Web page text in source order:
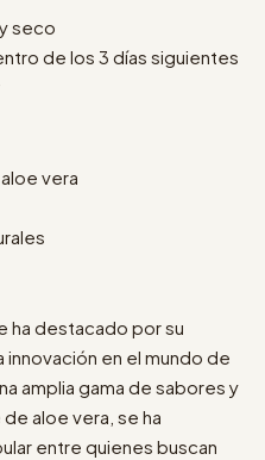
seco
de los 3 días siguientes
vera
ha destacado por su
en el mundo de
amplia gama de sabores y
aloe vera, se ha
entre quienes buscan